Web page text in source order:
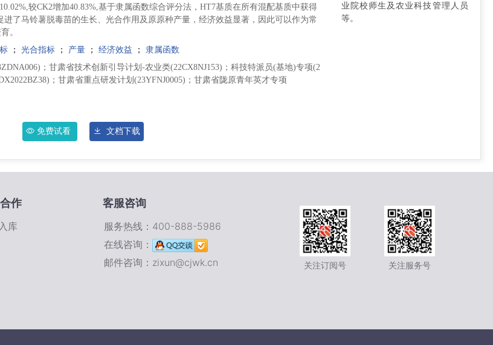
较CK2增加40.83%,基于隶属函数综合评分法，HT7基质在所有混配基质中获得
了马铃薯脱毒苗的生长、光合作用及原原种产量，经济效益显著，因此可以作为常
。
；光合指标 ； 产量 ；经济效益 ；隶属函数
；甘肃省技术创新引导计划-农业类(22CX8NJ153)；科技特派员(基地)专项(2
；甘肃省重点研发计划(23YFNJ0005)；甘肃省陇原青年英才专项
免费试看 文档下载
业院校师生及农业科技管理人员
等。
作 客服咨询
库
服务热线：400-888-5986
在线咨询：
邮件咨询：zixun@cjwk.cn
关注订阅号 关注服务号